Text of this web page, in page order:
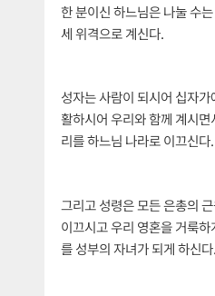
한 분이신 하느님은 나눌 수
세 위격으로 계신다.
성자는 사람이 되시어 십자
활하시어 우리와 함께 계시
리를 하느님 나라로 이끄신다.
그리고 성령은 모든 은총의
이끄시고 우리 영혼을 거룩
를 성부의 자녀가 되게 하신다.